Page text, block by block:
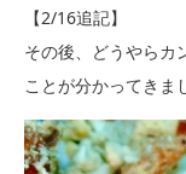
【2/16追記】
その後、どうやらカ
ことが分かってきま